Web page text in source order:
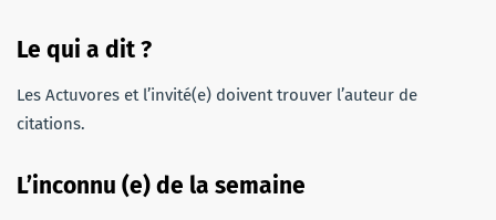
Le qui a dit ?
Les Actuvores et l’invité(e) doivent trouver l’auteur de
citations.
L’inconnu (e) de la semaine